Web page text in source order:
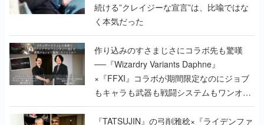
続ける”クレイジーな宣言”は、比喩ではな
く本気だった
作り込みのすさまじさにコラボ先も驚嘆
──『Wizardry Variants Daphne』
×『FFXI』コラボが期間限定なのにジョブ
もキャラも武器も戦闘システムもワンオフ
で作り込まれた理由を両ディレクターに聞
く
『TATSUJIN』の弓削雅稔×『ライデンファ